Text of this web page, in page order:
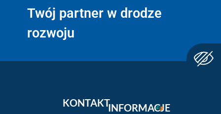
Twój partner w drodze
rozwoju
KONTAKTINFORMACJE